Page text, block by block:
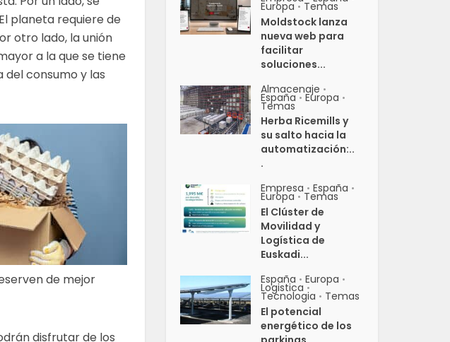
planeta requiere de
otro lado, la unión
a la que se tiene
consumo y las
de mejor
disfrutar de los
Europa • Temas
Moldstock lanza
nueva web para
facilitar
soluciones...
Almacenaje •
España • Europa •
Temas
Herba Ricemills y
su salto hacia la
automatización:..
.
Empresa • España •
Europa • Temas
El Clúster de
Movilidad y
Logística de
Euskadi...
España • Europa •
Logistica •
Tecnologia • Temas
El potencial
energético de los